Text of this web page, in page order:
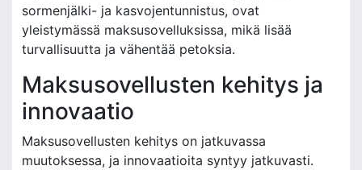
sormenjälki- ja kasvojentunnistus, ovat
yleistymässä maksusovelluksissa, mikä lisää
turvallisuutta ja vähentää petoksia.
Maksusovellusten kehitys ja
innovaatio
Maksusovellusten kehitys on jatkuvassa
muutoksessa, ja innovaatioita syntyy jatkuvasti.